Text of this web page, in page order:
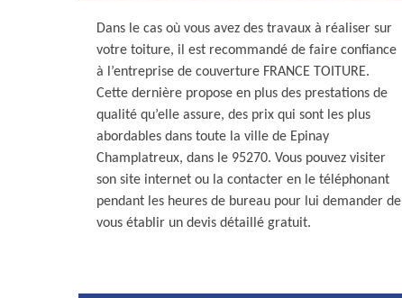
Dans le cas où vous avez des travaux à réaliser sur
votre toiture, il est recommandé de faire confiance
à l’entreprise de couverture FRANCE TOITURE.
Cette dernière propose en plus des prestations de
qualité qu’elle assure, des prix qui sont les plus
abordables dans toute la ville de Epinay
Champlatreux, dans le 95270. Vous pouvez visiter
son site internet ou la contacter en le téléphonant
pendant les heures de bureau pour lui demander de
vous établir un devis détaillé gratuit.